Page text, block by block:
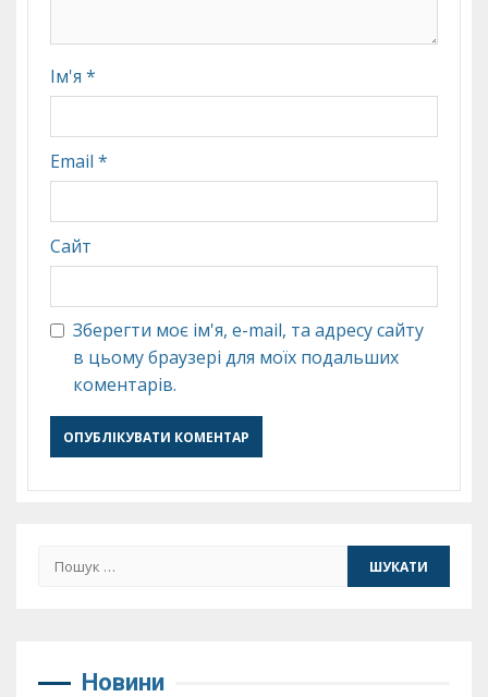
Ім'я *
Email *
Сайт
Зберегти моє ім'я, e-mail, та адресу сайту
в цьому браузері для моїх подальших
коментарів.
Пошук:
Новини